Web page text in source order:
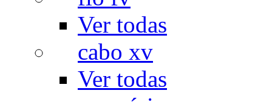
Ver todas
cabo xv
Ver todas